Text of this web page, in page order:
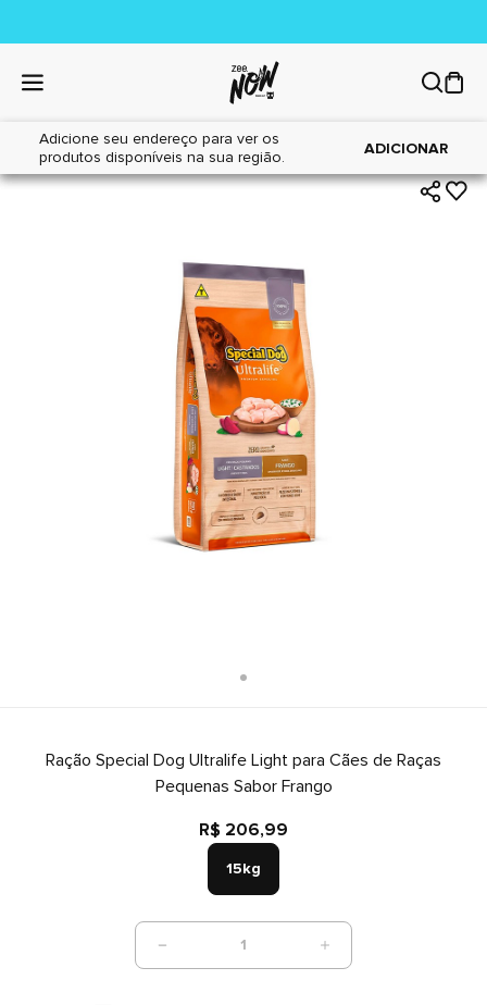
Adicione seu endereço para ver os
produtos disponíveis na sua região.
ADICIONAR
Home|Cães|Alimentos
Ração Special Dog Ultralife Light para Cães de Raças
Pequenas Sabor Frango
R$ 206,99
15kg
1